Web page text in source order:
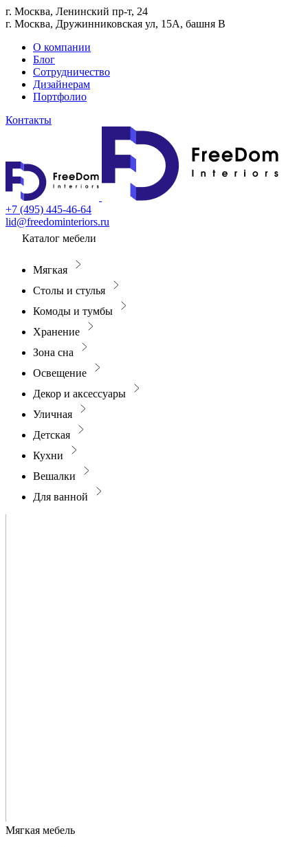
г. Москва, Ленинский пр-т, 24
г. Москва, Дружинниковская ул, 15А, башня В
О компании
Блог
Сотрудничество
Дизайнерам
Портфолио
Контакты
+7 (495) 445-46-64
lid@freedominteriors.ru
Каталог мебели
Мягкая
Столы и стулья
Комоды и тумбы
Хранение
Зона сна
Освещение
Декор и аксессуары
Уличная
Детская
Кухни
Вешалки
Для ванной